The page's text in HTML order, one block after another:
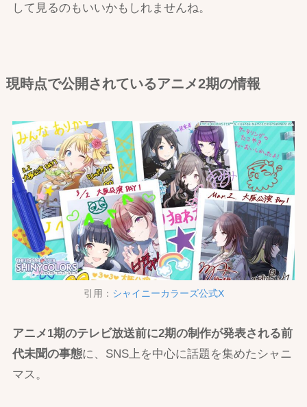
して見るのもいいかもしれませんね。
現時点で公開されているアニメ2期の情報
引用： シャイニーカラーズ公式X
アニメ1期のテレビ放送前に2期の制作が発表される前
代未聞の事態に、SNS上を中心に話題を集めたシャニ
マス。